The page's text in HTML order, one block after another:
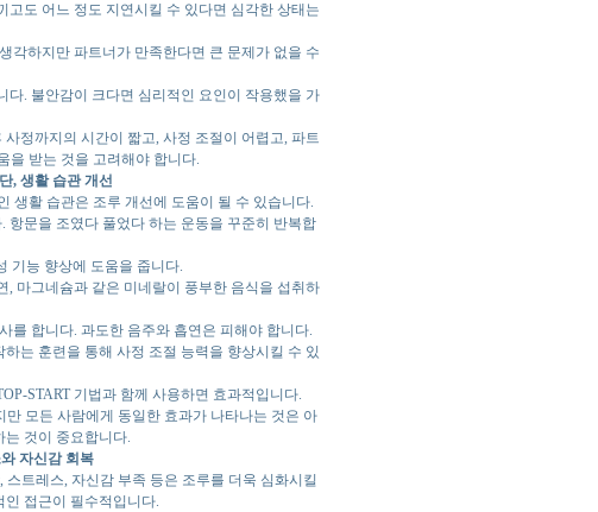
도 어느 정도 지연시킬 수 있다면 심각한 상태는
각하지만 파트너가 만족한다면 큰 문제가 없을 수
. 불안감이 크다면 심리적인 요인이 작용했을 가
정까지의 시간이 짧고, 사정 조절이 어렵고, 파트
을 받는 것을 고려해야 합니다.
, 생활 습관 개선
생활 습관은 조루 개선에 도움이 될 수 있습니다.
항문을 조였다 풀었다 하는 운동을 꾸준히 반복합
기능 향상에 도움을 줍니다.
마그네슘과 같은 미네랄이 풍부한 음식을 섭취하
를 합니다. 과도한 음주와 흡연은 피해야 합니다.
는 훈련을 통해 사정 조절 능력을 향상시킬 수 있
START 기법과 함께 사용하면 효과적입니다.
모든 사람에게 동일한 효과가 나타나는 것은 아
는 것이 중요합니다.
자신감 회복
트레스, 자신감 부족 등은 조루를 더욱 심화시킬
접근이 필수적입니다.